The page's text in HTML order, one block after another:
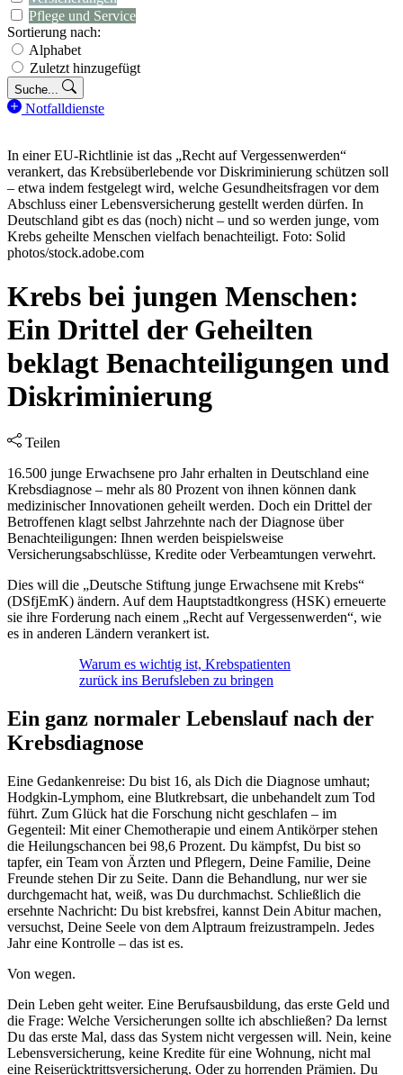
Pflege und Service
Sortierung nach:
Alphabet
Zuletzt hinzugefügt
Suche...
Notfalldienste
In einer EU-Richtlinie ist das „Recht auf Vergessenwerden“
verankert, das Krebsüberlebende vor Diskriminierung schützen soll
– etwa indem festgelegt wird, welche Gesundheitsfragen vor dem
Abschluss einer Lebensversicherung gestellt werden dürfen. In
Deutschland gibt es das (noch) nicht – und so werden junge, vom
Krebs geheilte Menschen vielfach benachteiligt. Foto: Solid
photos/stock.adobe.com
Krebs bei jungen Menschen:
Ein Drittel der Geheilten
beklagt Benachteiligungen und
Diskriminierung
Teilen
16.500 junge Erwachsene pro Jahr erhalten in Deutschland eine
Krebsdiagnose – mehr als 80 Prozent von ihnen können dank
medizinischer Innovationen geheilt werden. Doch ein Drittel der
Betroffenen klagt selbst Jahrzehnte nach der Diagnose über
Benachteiligungen: Ihnen werden beispielsweise
Versicherungsabschlüsse, Kredite oder Verbeamtungen verwehrt.
Dies will die „Deutsche Stiftung junge Erwachsene mit Krebs“
(DSfjEmK) ändern. Auf dem Hauptstadtkongress (HSK) erneuerte
sie ihre Forderung nach einem „Recht auf Vergessenwerden“, wie
es in anderen Ländern verankert ist.
Warum es wichtig ist, Krebspatienten
zurück ins Berufsleben zu bringen
Ein ganz normaler Lebenslauf nach der
Krebsdiagnose
Eine Gedankenreise: Du bist 16, als Dich die Diagnose umhaut;
Hodgkin-Lymphom, eine Blutkrebsart, die unbehandelt zum Tod
führt. Zum Glück hat die Forschung nicht geschlafen – im
Gegenteil: Mit einer Chemotherapie und einem Antikörper stehen
die Heilungschancen bei 98,6 Prozent. Du kämpfst, Du bist so
tapfer, ein Team von Ärzten und Pflegern, Deine Familie, Deine
Freunde stehen Dir zu Seite. Dann die Behandlung, nur wer sie
durchgemacht hat, weiß, was Du durchmachst. Schließlich die
ersehnte Nachricht: Du bist krebsfrei, kannst Dein Abitur machen,
versuchst, Deine Seele von dem Alptraum freizustrampeln. Jedes
Jahr eine Kontrolle – das ist es.
Von wegen.
Dein Leben geht weiter. Eine Berufsausbildung, das erste Geld und
die Frage: Welche Versicherungen sollte ich abschließen? Da lernst
Du das erste Mal, dass das System nicht vergessen will. Nein, keine
Lebensversicherung, keine Kredite für eine Wohnung, nicht mal
eine Reiserücktrittsversicherung. Oder zu horrenden Prämien. Du